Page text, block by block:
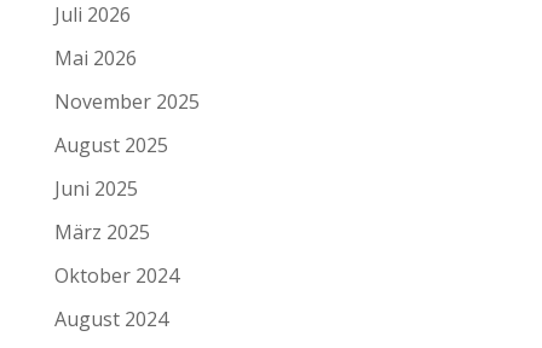
Juli 2026
Mai 2026
November 2025
August 2025
Juni 2025
März 2025
Oktober 2024
August 2024